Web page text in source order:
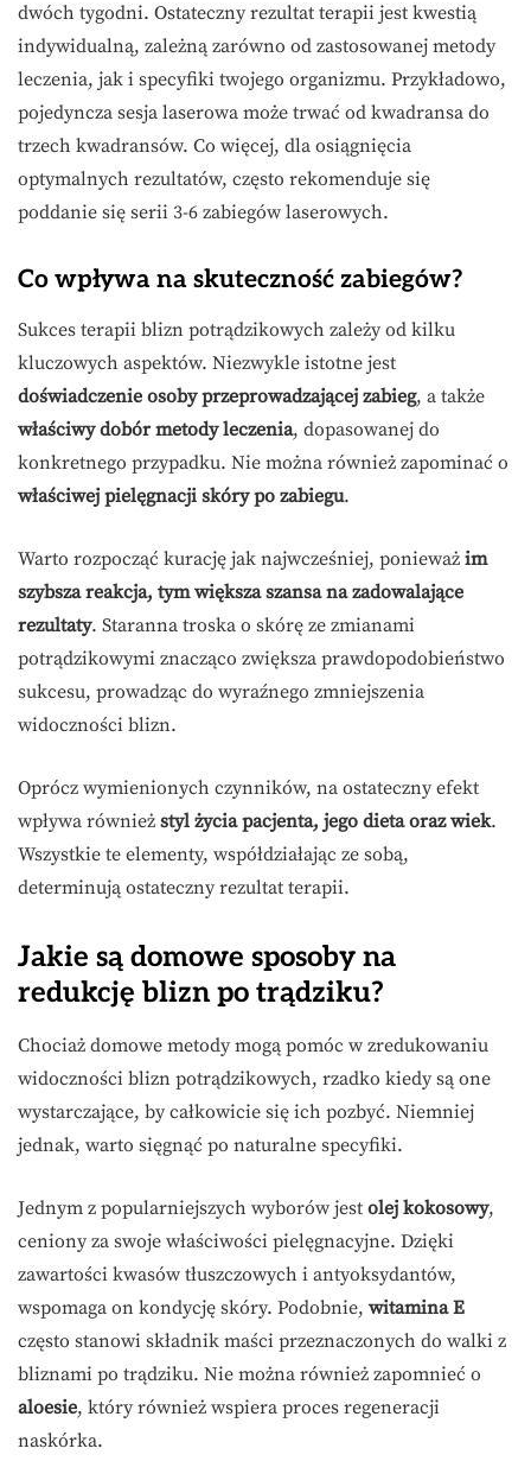
dwóch tygodni. Ostateczny rezultat terapii jest kwestią
indywidualną, zależną zarówno od zastosowanej metody
leczenia, jak i specyfiki twojego organizmu. Przykładowo,
pojedyncza sesja laserowa może trwać od kwadransa do
trzech kwadransów. Co więcej, dla osiągnięcia
optymalnych rezultatów, często rekomenduje się
poddanie się serii 3-6 zabiegów laserowych.
Co wpływa na skuteczność zabiegów?
Sukces terapii blizn potrądzikowych zależy od kilku
kluczowych aspektów. Niezwykle istotne jest
doświadczenie osoby przeprowadzającej zabieg, a także
właściwy dobór metody leczenia, dopasowanej do
konkretnego przypadku. Nie można również zapominać o
właściwej pielęgnacji skóry po zabiegu.
Warto rozpocząć kurację jak najwcześniej, ponieważ im
szybsza reakcja, tym większa szansa na zadowalające
rezultaty. Staranna troska o skórę ze zmianami
potrądzikowymi znacząco zwiększa prawdopodobieństwo
sukcesu, prowadząc do wyraźnego zmniejszenia
widoczności blizn.
Oprócz wymienionych czynników, na ostateczny efekt
wpływa również styl życia pacjenta, jego dieta oraz wiek.
Wszystkie te elementy, współdziałając ze sobą,
determinują ostateczny rezultat terapii.
Jakie są domowe sposoby na
redukcję blizn po trądziku?
Chociaż domowe metody mogą pomóc w zredukowaniu
widoczności blizn potrądzikowych, rzadko kiedy są one
wystarczające, by całkowicie się ich pozbyć. Niemniej
jednak, warto sięgnąć po naturalne specyfiki.
Jednym z popularniejszych wyborów jest olej kokosowy,
ceniony za swoje właściwości pielęgnacyjne. Dzięki
zawartości kwasów tłuszczowych i antyoksydantów,
wspomaga on kondycję skóry. Podobnie, witamina E
często stanowi składnik maści przeznaczonych do walki z
bliznami po trądziku. Nie można również zapomnieć o
aloesie, który również wspiera proces regeneracji
naskórka.